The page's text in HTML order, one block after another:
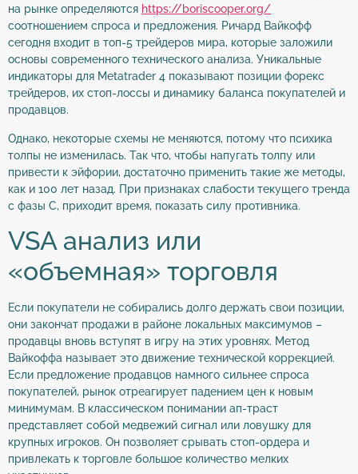
на рынке определяются https://boriscooper.org/
соотношением спроса и предложения. Ричард Вайкофф
сегодня входит в топ-5 трейдеров мира, которые заложили
основы современного технического анализа. Уникальные
индикаторы для Metatrader 4 показывают позиции форекс
трейдеров, их стоп-лоссы и динамику баланса покупателей и
продавцов.
Однако, некоторые схемы не меняются, потому что психика
толпы не изменилась. Так что, чтобы напугать толпу или
привести к эйфории, достаточно применить такие же методы,
как и 100 лет назад. При признаках слабости текущего тренда
с фазы C, приходит время, показать силу противника.
VSA анализ или
«объемная» торговля
Если покупатели не собирались долго держать свои позиции,
они закончат продажи в районе локальных максимумов –
продавцы вновь вступят в игру на этих уровнях. Метод
Вайкоффа называет это движение технической коррекцией.
Если предложение продавцов намного сильнее спроса
покупателей, рынок отреагирует падением цен к новым
минимумам. В классическом понимании ап-траст
представляет собой медвежий сигнал или ловушку для
крупных игроков. Он позволяет срывать стоп-ордера и
привлекать к торговле большое количество мелких